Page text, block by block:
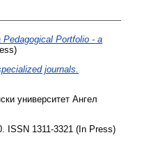
Portfolio - a
journals.
университет Ангел
ISSN 1311-3321 (In Press)